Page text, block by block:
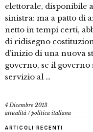
elettorale, disponibile
sinistra: ma a patto di
netto in tempi certi,
di ridisegno
d’inizio di una nuova
governo, se il
servizio al …
4 Dicembre 2013
attualità /politica italiana
ARTICOLI RECENTI